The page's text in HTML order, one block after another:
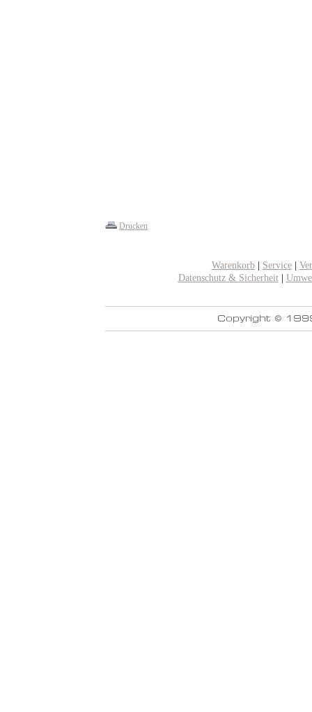
Drucken
Warenkorb| Service|
Datenschutz & Sicherheit|